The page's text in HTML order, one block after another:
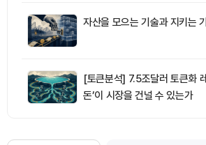
자산을 모으는 기술과 지키는
[토큰분석] 7.5조달러 토큰화
돈’이 시장을 건널 수 있는가